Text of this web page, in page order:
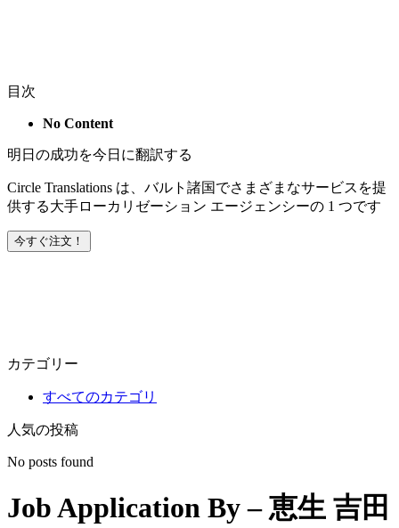
目次
No Content
明日の成功を今日に翻訳する
Circle Translations は、バルト諸国でさまざまなサービスを提
供する大手ローカリゼーション エージェンシーの 1 つです
今すぐ注文！
カテゴリー
すべてのカテゴリ
人気の投稿
No posts found
Job Application By – 恵生 吉田